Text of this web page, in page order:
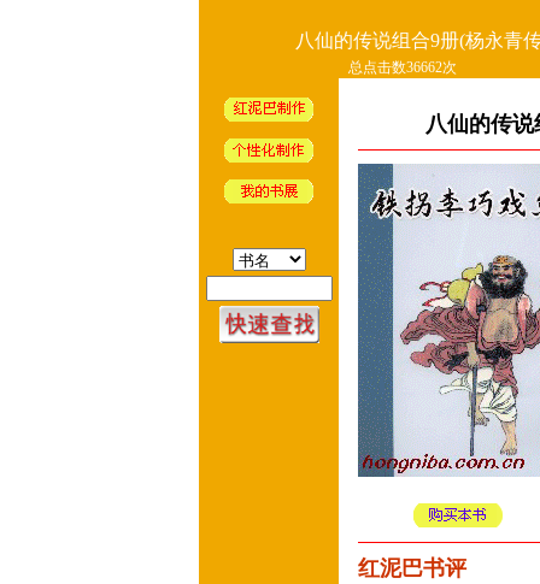
八仙的传说组合9册(杨永青
总点击数36662次
八仙的传说
红泥巴书评